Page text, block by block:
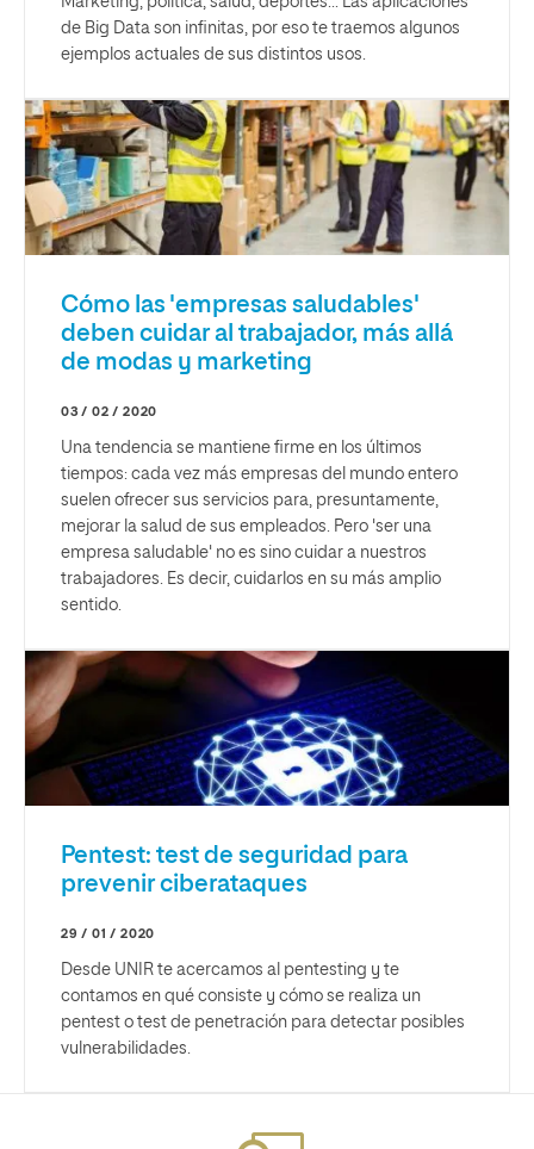
de Big Data son infinitas, por eso te traemos algunos
ejemplos actuales de sus distintos usos.
Cómo las 'empresas saludables'
deben cuidar al trabajador, más allá
de modas y marketing
03 / 02 / 2020
Una tendencia se mantiene firme en los últimos
tiempos: cada vez más empresas del mundo entero
suelen ofrecer sus servicios para, presuntamente,
mejorar la salud de sus empleados. Pero 'ser una
empresa saludable' no es sino cuidar a nuestros
trabajadores. Es decir, cuidarlos en su más amplio
sentido.
Pentest: test de seguridad para
prevenir ciberataques
29 / 01 / 2020
Desde UNIR te acercamos al pentesting y te
contamos en qué consiste y cómo se realiza un
pentest o test de penetración para detectar posibles
vulnerabilidades.